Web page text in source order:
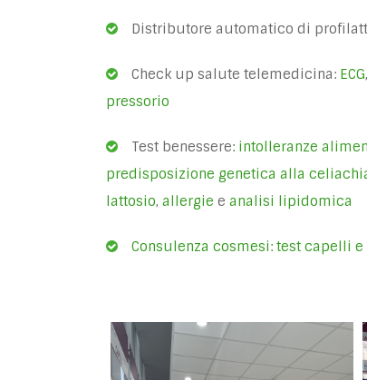
Distributore automatico di
Check up salute telemedicina: ECG,
pressorio
Test benessere: intolleranze
predisposizione genetica alla
lattosio, allergie e analisi lipidomica
Consulenza cosmesi: test capelli